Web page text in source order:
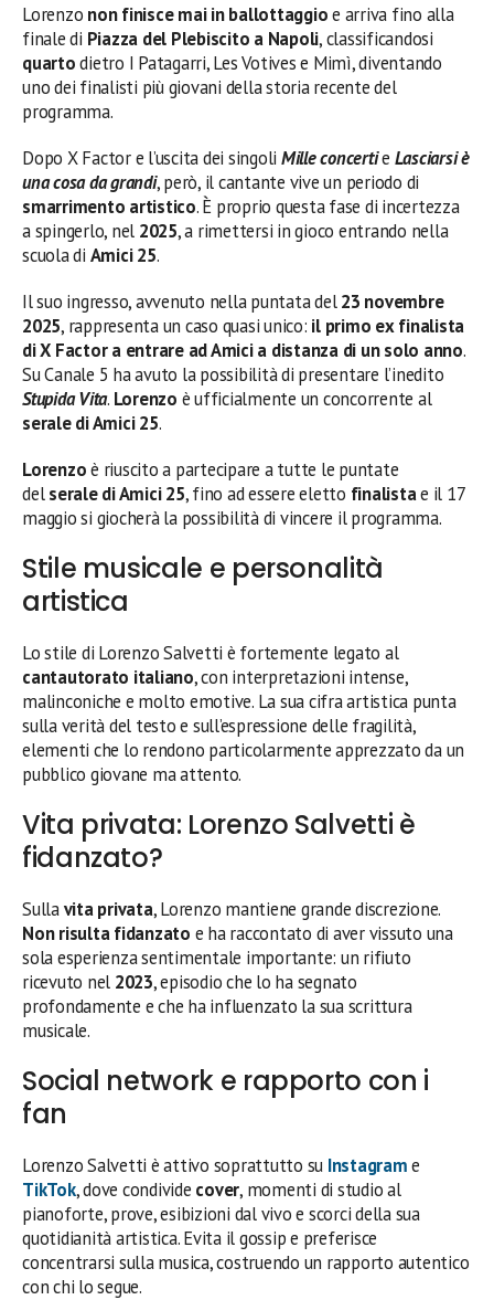
Lorenzo non finisce mai in ballottaggioe arriva fino alla
finale di Piazza del Plebiscito a Napoli, classificandosi
quartodietro I Patagarri, Les Votives e Mimì, diventando
uno dei finalisti più giovani della storia recente del
programma.
Dopo X Factor e l’uscita dei singoli Mille concertie Lasciarsi è
una cosa da grandi, però, il cantante vive un periodo di
smarrimento artistico. È proprio questa fase di incertezza
a spingerlo, nel 2025, a rimettersi in gioco entrando nella
scuola di Amici 25.
Il suo ingresso, avvenuto nella puntata del23 novembre
2025, rappresenta un caso quasi unico: il primo ex finalista
di X Factor a entrare ad Amici a distanza di un solo anno.
Su Canale 5 ha avuto la possibilità di presentare l’inedito
Stupida Vita. Lorenzo è ufficialmente un concorrente al
serale di Amici 25.
Lorenzoè riuscito a partecipare a tutte le puntate
delserale di Amici 25, fino ad essere eletto finalistae il 17
maggio si giocherà la possibilità di vincere il programma.
Stile musicale e personalità
artistica
Lo stile di Lorenzo Salvetti è fortemente legato al
cantautorato italiano, con interpretazioni intense,
malinconiche e molto emotive. La sua cifra artistica punta
sulla verità del testo e sull’espressione delle fragilità,
elementi che lo rendono particolarmente apprezzato da un
pubblico giovane ma attento.
Vita privata: Lorenzo Salvetti è
fidanzato?
Sullavita privata, Lorenzo mantiene grande discrezione.
Non risulta fidanzato e ha raccontato di aver vissuto una
sola esperienza sentimentale importante: un rifiuto
ricevuto nel 2023, episodio che lo ha segnato
profondamente e che ha influenzato la sua scrittura
musicale.
Social network e rapporto con i
fan
Lorenzo Salvetti è attivo soprattutto su Instagrame
TikTok, dove condivide cover, momenti di studio al
pianoforte, prove, esibizioni dal vivo e scorci della sua
quotidianità artistica. Evita il gossip e preferisce
concentrarsi sulla musica, costruendo un rapporto autentico
con chi lo segue.